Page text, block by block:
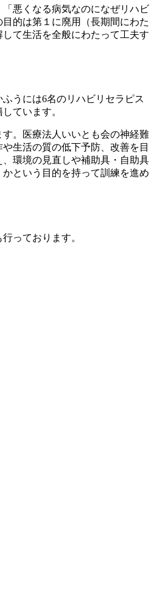
悪くなる病気なのになぜリハビ
的は第１に廃用（長期間にわた
て生活を全般にわたって工夫す
うには6名のリハビリセラピス
ています。
。医療法人いいとも会の神経難
生活の質の低下予防、改善を目
環境の見直しや補助具・自助具
という目的を持って訓練を進め
っております。